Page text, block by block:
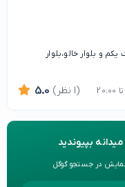
و بلوار خالو،بلوار
5.0 (1 نظر)
بپیوندید
در جستجو گوگل